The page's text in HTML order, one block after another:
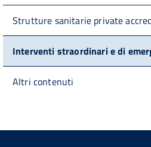
Strutture sanitarie private
Interventi straordinari e di
Altri contenuti